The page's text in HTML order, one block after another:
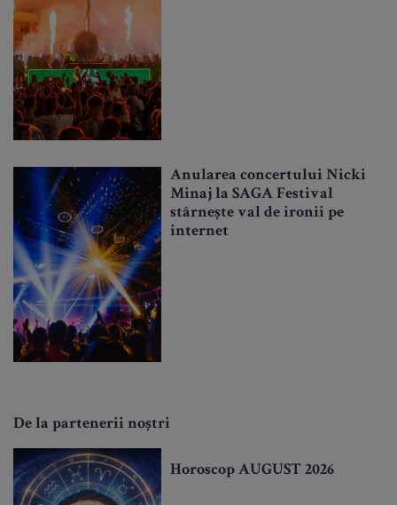
Anularea concertului Nicki
Minaj la SAGA Festival
stârnește val de ironii pe
internet
De la partenerii noștri
Horoscop AUGUST 2026